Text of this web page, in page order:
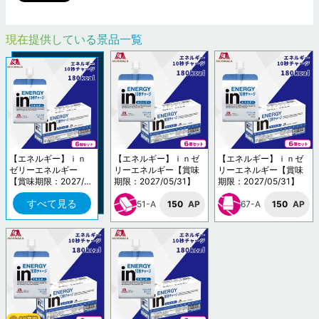
現在提供している景品一覧
【エネルギー】ｉｎ
ゼリーエネルギー
【賞味期限：2027/0
5/31】
すべて見る
【エネルギー】ｉｎゼ
リーエネルギー【賞味
期限：2027/05/31】
51-A 150 AP
【エネルギー】ｉｎゼ
リーエネルギー【賞味
期限：2027/05/31】
67-A 150 AP